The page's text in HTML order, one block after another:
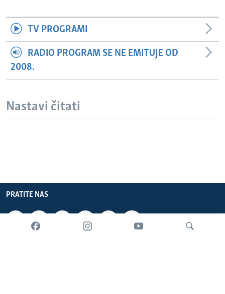
TV PROGRAMI
RADIO PROGRAM SE NE EMITUJE OD
2008.
Nastavi čitati
PRATITE NAS